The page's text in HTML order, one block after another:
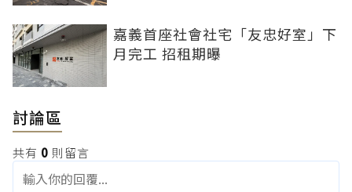
嘉義首座社會社宅「友忠好室」下
月完工 招租期曝
討論區
共有 0 則留言